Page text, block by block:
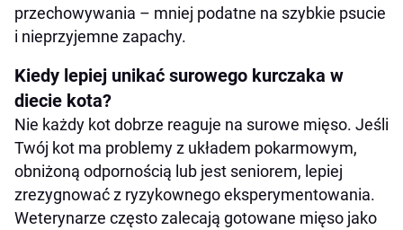
przechowywania – mniej podatne na szybkie psucie
i nieprzyjemne zapachy.
Kiedy lepiej unikać surowego kurczaka w
diecie kota?
Nie każdy kot dobrze reaguje na surowe mięso. Jeśli
Twój kot ma problemy z układem pokarmowym,
obniżoną odpornością lub jest seniorem, lepiej
zrezygnować z ryzykownego eksperymentowania.
Weterynarze często zalecają gotowane mięso jako